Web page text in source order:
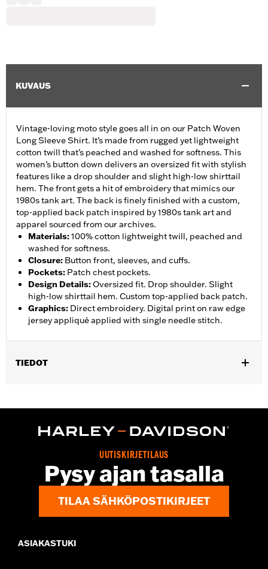
KUVAUS
Vintage-loving moto style goes all in on our Patch Woven
Long Sleeve Shirt. It’s made from rugged yet lightweight
cotton twill that’s peached and washed for softness. This
women’s button down delivers an oversized fit with stylish
features like a drop shoulder and slight high-low shirttail
hem. The front gets a hit of embroidery that mimics our
1980s tank art. The back is finely finished with a custom,
top-applied back patch inspired by 1980s tank art and
apparel sourced from our archives.
Materials:100% cotton lightweight twill, peached and
washed for softness.
Closure: Button front, sleeves, and cuffs.
Pockets: Patch chest pockets.
Design Details:Oversized fit. Drop shoulder. Slight
high-low shirttail hem. Custom top-applied back patch.
Graphics: Direct embroidery. Digital print on raw edge
jersey appliqué applied with single needle stitch.
TIEDOT
WARRANTY:2 year limited warranty – Go towww.h-
Imported
UUTISKIRJETILAUS
Pysy ajan tasalla
TILAA SÄHKÖPOSTIKIRJEET
ASIAKASTUKI